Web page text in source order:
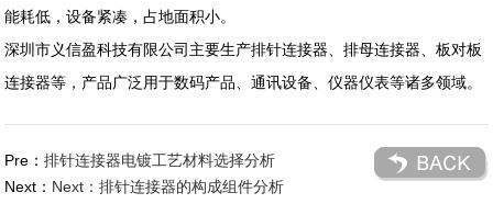
能耗低，设备紧凑，占地面积小。
深圳市义信盈科技有限公司主要生产排针连接器、排母连接器、板对板
连接器等，产品广泛用于数码产品、通讯设备、仪器仪表等诸多领域。
Pre：排针连接器电镀工艺材料选择分析
Next： Next：排针连接器的构成组件分析